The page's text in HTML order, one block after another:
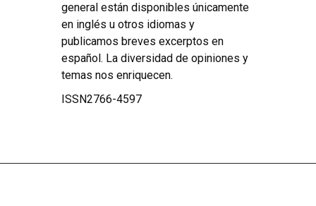
general están disponibles únicamente
en inglés u otros idiomas y
publicamos breves excerptos en
español. La diversidad de opiniones y
temas nos enriquecen.
ISSN2766-4597